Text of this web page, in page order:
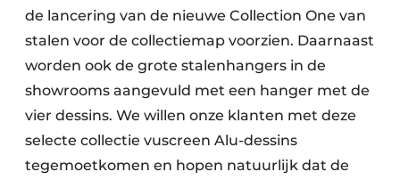
de lancering van de nieuwe Collection One van
stalen voor de collectiemap voorzien. Daarnaast
worden ook de grote stalenhangers in de
showrooms aangevuld met een hanger met de
vier dessins. We willen onze klanten met deze
selecte collectie vuscreen Alu-dessins
tegemoetkomen en hopen natuurlijk dat de